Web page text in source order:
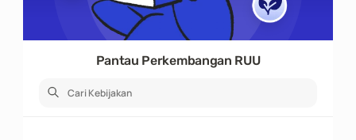
Pantau Perkembangan RUU